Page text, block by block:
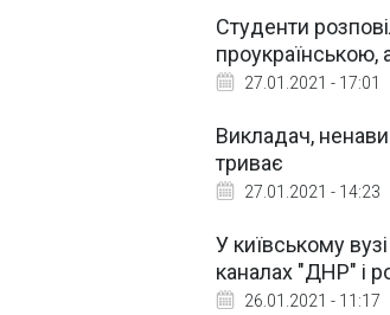
Студенти
проукраїнською,
27.01.2021 - 17:01
Викладач,
триває
27.01.2021 - 14:23
У київському
каналах "ДНР" і
26.01.2021 - 11:17